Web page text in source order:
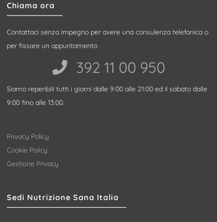
Chiama ora
Contattaci senza impegno per avere una consulenza telefonica o
per fissare un appuntamento
392 11 00 950‬
Siamo reperibili tutti i giorni dalle 9:00 alle 21:00 ed il sabato dalle
9:00 fino alle 13:00.
Privacy Policy
Cookie Policy
Gestione Privacy
Sedi Nutrizione Sana Italia